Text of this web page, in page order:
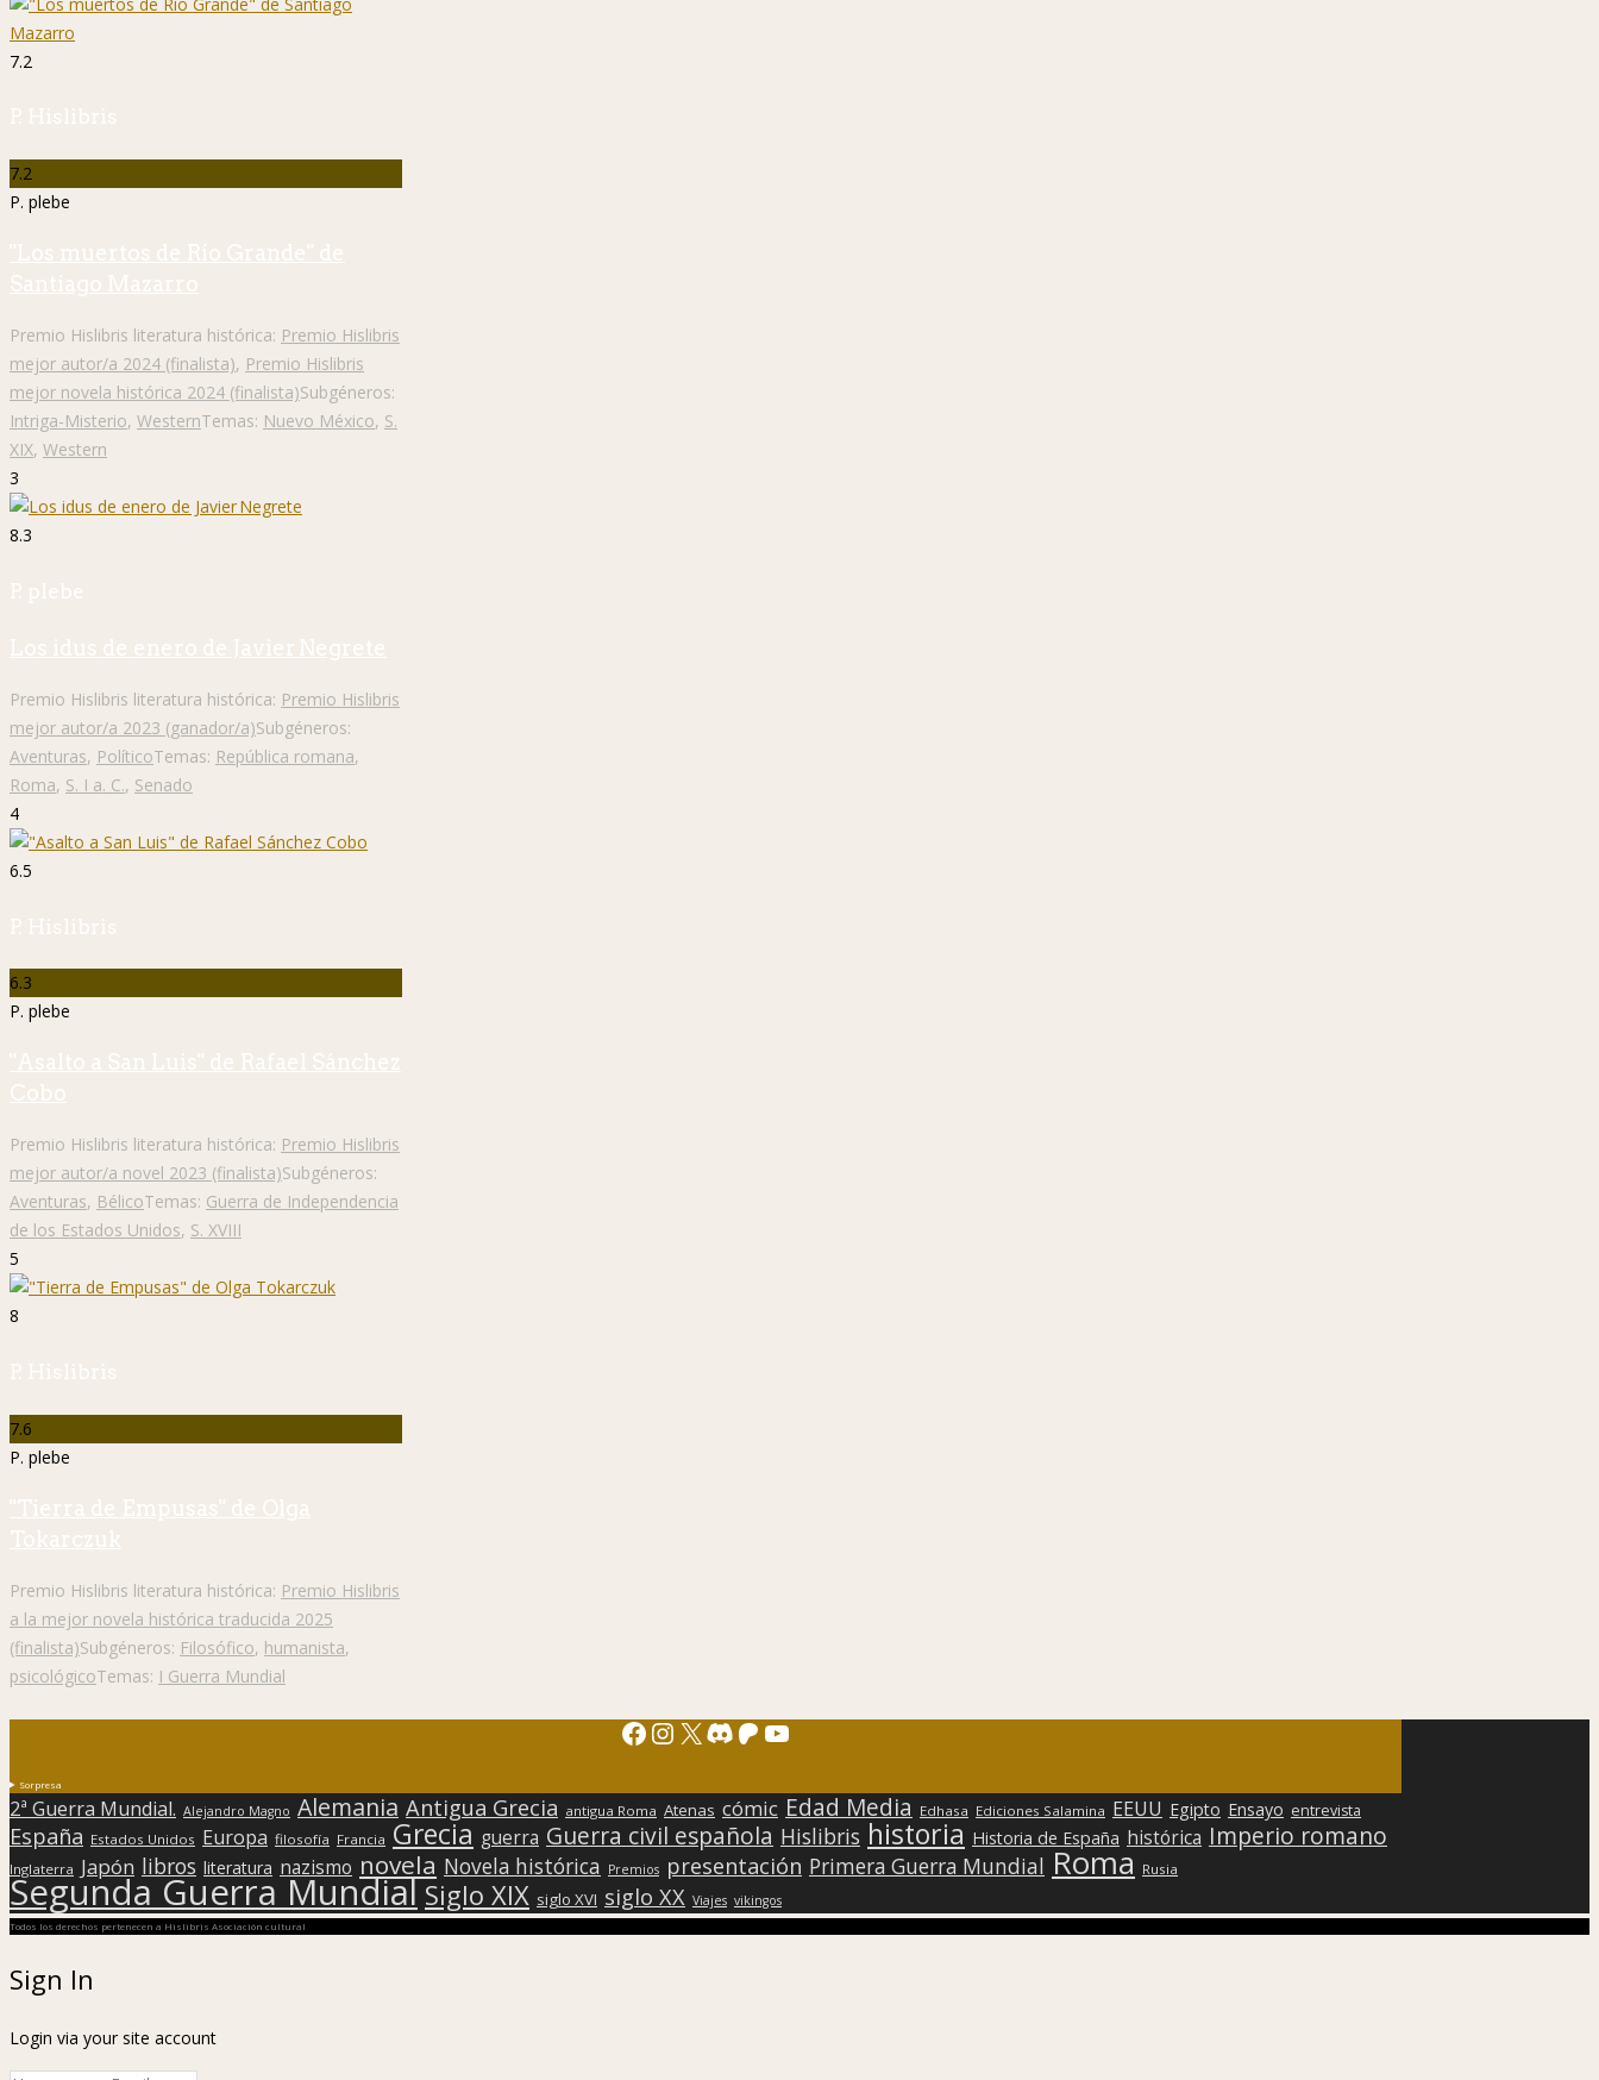
7.2
P. Hislibris
7.2
P. plebe
"Los muertos de Río Grande" de
Santiago Mazarro
Premio Hislibris literatura histórica: Premio Hislibris
mejor autor/a 2024 (finalista), Premio Hislibris
mejor novela histórica 2024 (finalista)Subgéneros:
Intriga-Misterio, WesternTemas: Nuevo México, S.
XIX, Western
3
8.3
P. plebe
Los idus de enero de Javier Negrete
Premio Hislibris literatura histórica: Premio Hislibris
mejor autor/a 2023 (ganador/a)Subgéneros:
Aventuras, PolíticoTemas: República romana,
Roma, S. I a. C., Senado
4
6.5
P. Hislibris
6.3
P. plebe
"Asalto a San Luis" de Rafael Sánchez
Cobo
Premio Hislibris literatura histórica: Premio Hislibris
mejor autor/a novel 2023 (finalista)Subgéneros:
Aventuras, BélicoTemas: Guerra de Independencia
de los Estados Unidos, S. XVIII
5
8
P. Hislibris
7.6
P. plebe
"Tierra de Empusas" de Olga
Tokarczuk
Premio Hislibris literatura histórica: Premio Hislibris
a la mejor novela histórica traducida 2025
(finalista)Subgéneros: Filosófico, humanista,
psicológicoTemas: I Guerra Mundial
Facebook
Instagram
X Discord
Patreon
YouTube
Sorpresa
2ª Guerra Mundial. Alejandro Magno Alemania Antigua Grecia antigua Roma Atenas cómic Edad Media Edhasa Ediciones Salamina EEUU Egipto Ensayo entrevista
España Estados Unidos Europa filosofía Francia Grecia guerra Guerra civil española Hislibris historia Historia de España histórica Imperio romano
Inglaterra Japón libros literatura nazismo novela Novela histórica Premios presentación Primera Guerra Mundial Roma Rusia
Segunda Guerra Mundial Siglo XIX siglo XVI siglo XX Viajes vikingos
Todos los derechos pertenecen a Hislibris Asociación cultural
Sign In
Login via your site account